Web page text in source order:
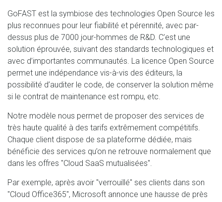
GoFAST est la symbiose des technologies Open Source les
plus reconnues pour leur fiabilité et pérennité, avec par-
dessus plus de 7000 jour-hommes de R&D. C’est une
solution éprouvée, suivant des standards technologiques et
avec d’importantes communautés. La licence Open Source
permet une indépendance vis-à-vis des éditeurs, la
possibilité d’auditer le code, de conserver la solution même
si le contrat de maintenance est rompu, etc.
Notre modèle nous permet de proposer des services de
très haute qualité à des tarifs extrêmement compétitifs.
Chaque client dispose de sa plateforme dédiée, mais
bénéficie des services qu’on ne retrouve normalement que
dans les offres "Cloud SaaS mutualisées".
Par exemple, après avoir "verrouillé" ses clients dans son
"Cloud Office365", Microsoft annonce une hausse de près